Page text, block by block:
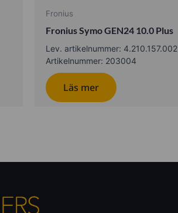
Fronius
Fronius Symo GEN24 10.0 Plus
Lev. artikelnummer: 4.210.157.002
Artikelnummer: 203004
Läs mer